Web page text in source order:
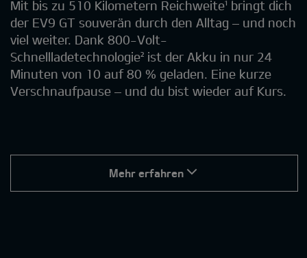
Mit bis zu 510 Kilometern Reichweite¹ bringt dich
der EV9 GT souverän durch den Alltag – und noch
viel weiter. Dank 800-Volt-
Schnellladetechnologie² ist der Akku in nur 24
Minuten von 10 auf 80 % geladen. Eine kurze
Verschnaufpause – und du bist wieder auf Kurs.
Mehr erfahren